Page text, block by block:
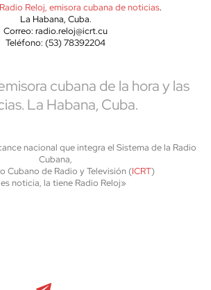
Radio Reloj, emisora cubana de noticias.
La Habana, Cuba.
Correo: radio.reloj@icrt.cu
Teléfono: (53) 78392204
cubana de la hora y las
La Habana, Cuba.
nacional que integra el Sistema de la Radio
Cubana,
Cubano de Radio y Televisión (ICRT)
noticia, la tiene Radio Reloj»